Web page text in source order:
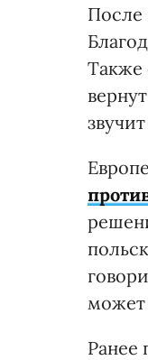
После
Также
может
Ранее